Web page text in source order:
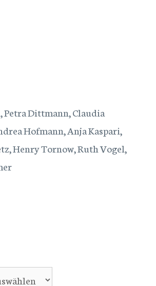
Petra Dittmann, Claudia
Hofmann, Anja Kaspari,
Henry Tornow, Ruth Vogel,